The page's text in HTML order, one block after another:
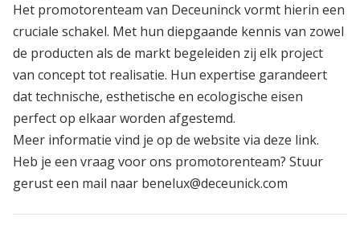
Het promotorenteam van Deceuninck vormt hierin een
cruciale schakel. Met hun diepgaande kennis van zowel
de producten als de markt begeleiden zij elk project
van concept tot realisatie. Hun expertise garandeert
dat technische, esthetische en ecologische eisen
perfect op elkaar worden afgestemd.
Meer informatie vind je op de website via deze link.
Heb je een vraag voor ons promotorenteam? Stuur
gerust een mail naar benelux@deceunick.com